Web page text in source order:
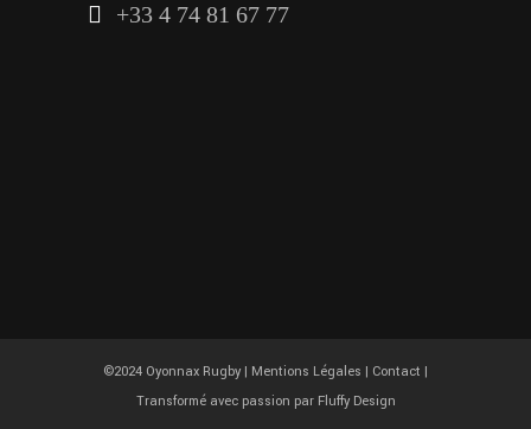
+33 4 74 81 67 77
©2024 Oyonnax Rugby | Mentions Légales | Contact |
Transformé avec passion par Fluffy Design